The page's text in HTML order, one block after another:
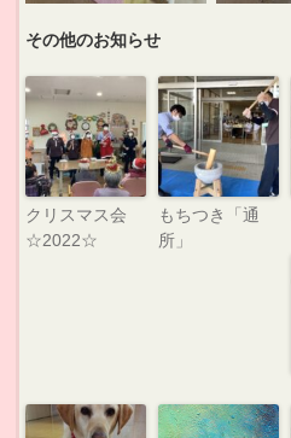
その他のお知らせ
クリスマス会
☆2022☆
もちつき「通
所」